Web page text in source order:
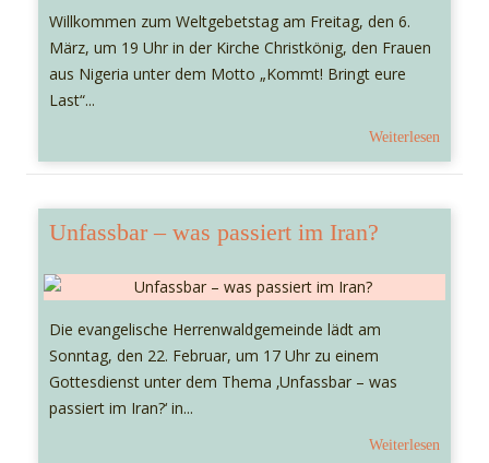
Willkommen zum Weltgebetstag am Freitag, den 6.
März, um 19 Uhr in der Kirche Christkönig, den Frauen
aus Nigeria unter dem Motto „Kommt! Bringt eure
Last“...
Weiterlesen
Unfassbar – was passiert im Iran?
Die evangelische Herrenwaldgemeinde lädt am
Sonntag, den 22. Februar, um 17 Uhr zu einem
Gottesdienst unter dem Thema ‚Unfassbar – was
passiert im Iran?‘ in...
Weiterlesen